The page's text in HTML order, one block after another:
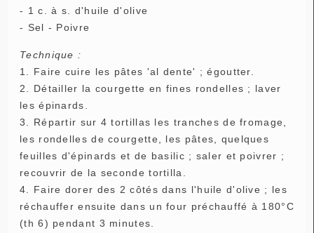
- 1 c. à s. d'huile d'olive
- Sel - Poivre
Technique :
1. Faire cuire les pâtes 'al dente' ; égoutter.
2. Détailler la courgette en fines rondelles ; laver
les épinards.
3. Répartir sur 4 tortillas les tranches de fromage,
les rondelles de courgette, les pâtes, quelques
feuilles d'épinards et de basilic ; saler et poivrer ;
recouvrir de la seconde tortilla.
4. Faire dorer des 2 côtés dans l'huile d'olive ; les
réchauffer ensuite dans un four préchauffé à 180°C
(th 6) pendant 3 minutes.